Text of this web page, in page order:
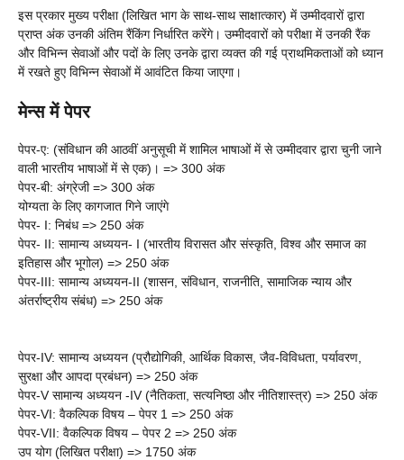
इस प्रकार मुख्य परीक्षा (लिखित भाग के साथ-साथ साक्षात्कार) में उम्मीदवारों द्वारा
प्राप्त अंक उनकी अंतिम रैंकिंग निर्धारित करेंगे। उम्मीदवारों को परीक्षा में उनकी रैंक
और विभिन्न सेवाओं और पदों के लिए उनके द्वारा व्यक्त की गई प्राथमिकताओं को ध्यान
में रखते हुए विभिन्न सेवाओं में आवंटित किया जाएगा।
मेन्स में पेपर
पेपर-ए: (संविधान की आठवीं अनुसूची में शामिल भाषाओं में से उम्मीदवार द्वारा चुनी जाने
वाली भारतीय भाषाओं में से एक)। => 300 अंक
पेपर-बी: अंग्रेजी => 300 अंक
योग्यता के लिए कागजात गिने जाएंगे
पेपर- I: निबंध => 250 अंक
पेपर- II: सामान्य अध्ययन- I (भारतीय विरासत और संस्कृति, विश्व और समाज का
इतिहास और भूगोल) => 250 अंक
पेपर-III: सामान्य अध्ययन-II (शासन, संविधान, राजनीति, सामाजिक न्याय और
अंतर्राष्ट्रीय संबंध) => 250 अंक
पेपर-IV: सामान्य अध्ययन (प्रौद्योगिकी, आर्थिक विकास, जैव-विविधता, पर्यावरण,
सुरक्षा और आपदा प्रबंधन) => 250 अंक
पेपर-V सामान्य अध्ययन -IV (नैतिकता, सत्यनिष्ठा और नीतिशास्त्र) => 250 अंक
पेपर-VI: वैकल्पिक विषय – पेपर 1 => 250 अंक
पेपर-VII: वैकल्पिक विषय – पेपर 2 => 250 अंक
उप योग (लिखित परीक्षा) => 1750 अंक